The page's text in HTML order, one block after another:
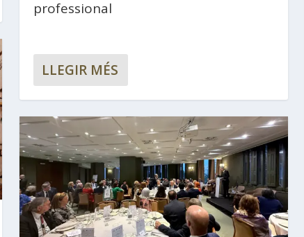
professional
LLEGIR MÉS